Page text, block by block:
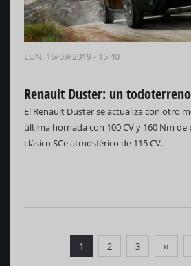
LUN, 16/09/2019 - 15:40
Renault Duster: un
El Renault Duster se actualiza con otro
última hornada con 100 CV y 160 Nm de
clásico SCe atmosférico de 115 CV.
Página
actual
1 Página
2 Página
3
página
››